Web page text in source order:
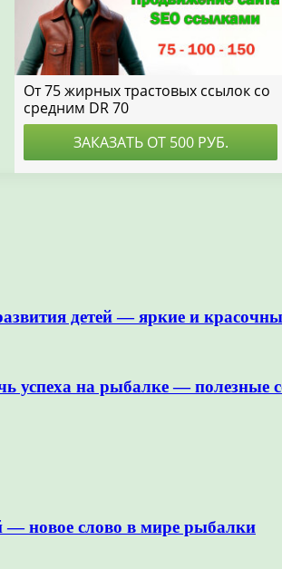
детей — яркие и
успеха на рыбалке — полезные
новое слово в мире рыбалки